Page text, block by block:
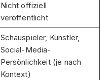
Nicht offiziell
veröffentlicht
Schauspieler, Künstler,
Social-Media-
Persönlichkeit (je nach
Kontext)